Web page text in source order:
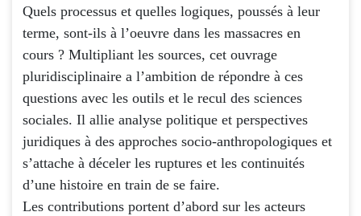
Quels processus et quelles logiques, poussés à leur
terme, sont-ils à l’oeuvre dans les massacres en
cours ? Multipliant les sources, cet ouvrage
pluridisciplinaire a l’ambition de répondre à ces
questions avec les outils et le recul des sciences
sociales. Il allie analyse politique et perspectives
juridiques à des approches socio-anthropologiques et
s’attache à déceler les ruptures et les continuités
d’une histoire en train de se faire.
Les contributions portent d’abord sur les acteurs